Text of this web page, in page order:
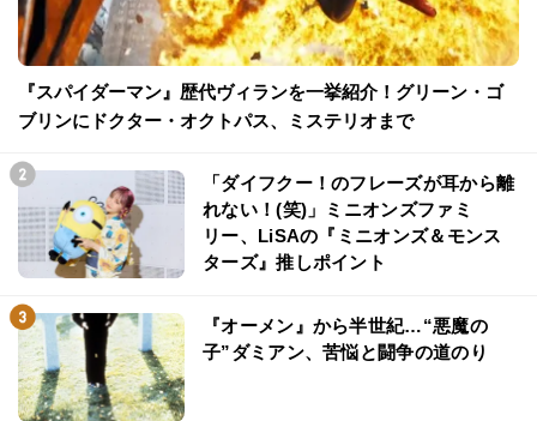
『スパイダーマン』歴代ヴィランを一挙紹介！グリーン・ゴ
ブリンにドクター・オクトパス、ミステリオまで
「ダイフクー！のフレーズが耳から離
れない！(笑)」ミニオンズファミ
リー、LiSAの『ミニオンズ＆モンス
ターズ』推しポイント
『オーメン』から半世紀…“悪魔の
子”ダミアン、苦悩と闘争の道のり